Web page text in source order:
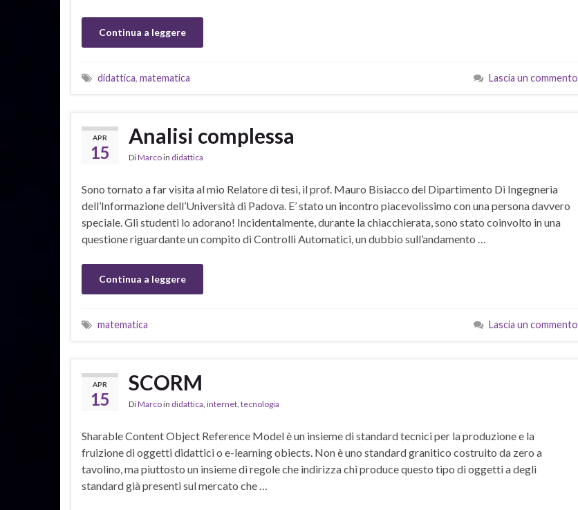
Continua a leggere
didattica, matematica Lascia un commento
APR
15
Analisi complessa
DiMarcoin didattica
Sono tornato a far visita al mio Relatore di tesi, il prof. Mauro Bisiacco del Dipartimento Di Ingegneria
dell’Informazione dell’Università di Padova. E’ stato un incontro piacevolissimo con una persona davvero
speciale. Gli studenti lo adorano! Incidentalmente, durante la chiacchierata, sono stato coinvolto in una
questione riguardante un compito di Controlli Automatici, un dubbio sull’andamento …
Continua a leggere
matematica Lascia un commento
APR
15
SCORM
DiMarcoin didattica, internet, tecnologia
Sharable Content Object Reference Model è un insieme di standard tecnici per la produzione e la
fruizione di oggetti didattici o e-learning obiects. Non è uno standard granitico costruito da zero a
tavolino, ma piuttosto un insieme di regole che indirizza chi produce questo tipo di oggetti a degli
standard già presenti sul mercato che …